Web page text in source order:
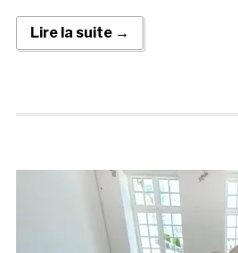
Lire la suite →